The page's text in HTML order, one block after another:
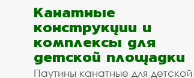
Канатные
конструкции и
комплексы для
детской площадки
Паутины канатные для детской